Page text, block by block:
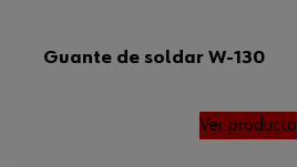
Guante de soldar W-130
Ver producto